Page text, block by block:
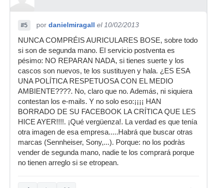
#5 por danielmiragall el 10/02/2013
NUNCA COMPRÉIS AURICULARES BOSE, sobre todo
si son de segunda mano. El servicio postventa es
pésimo: NO REPARAN NADA, si tienes suerte y los
cascos son nuevos, te los sustituyen y hala. ¿ES ESA
UNA POLÍTICA RESPETUOSA CON EL MEDIO
AMBIENTE????. No, claro que no. Además, ni siquiera
contestan los e-mails. Y no solo eso:¡¡¡¡ HAN
BORRADO DE SU FACEBOOK LA CRÍTICA QUE LES
HICE AYER!!!!. ¡Qué vergüenza!. La verdad es que tenía
otra imagen de esa empresa.....Habrá que buscar otras
marcas (Sennheiser, Sony,...). Porque: no los podràs
vender de segunda mano, nadie te los comprará porque
no tienen arreglo si se etropean.